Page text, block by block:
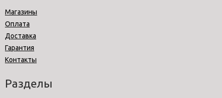
Магазины
Оплата
Доставка
Гарантия
Контакты
Разделы